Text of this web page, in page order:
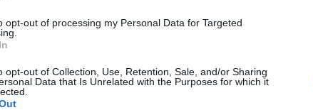
opt-out of processing my Personal Data for Targeted
opt-out of Collection, Use, Retention, Sale, and/or Sharing
Data that Is Unrelated with the Purposes for which it